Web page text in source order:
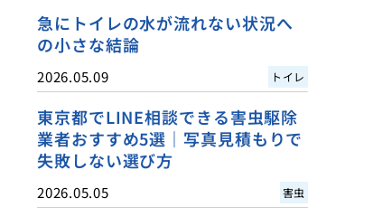
急にトイレの水が流れない状況へ
の小さな結論
2026.05.09 トイレ
東京都でLINE相談できる害虫駆除
業者おすすめ5選｜写真見積もりで
失敗しない選び方
2026.05.05 害虫